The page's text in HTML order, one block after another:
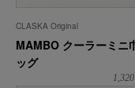
CLASKA Original
MAMBO クーラーミニ
ッグ
1,320